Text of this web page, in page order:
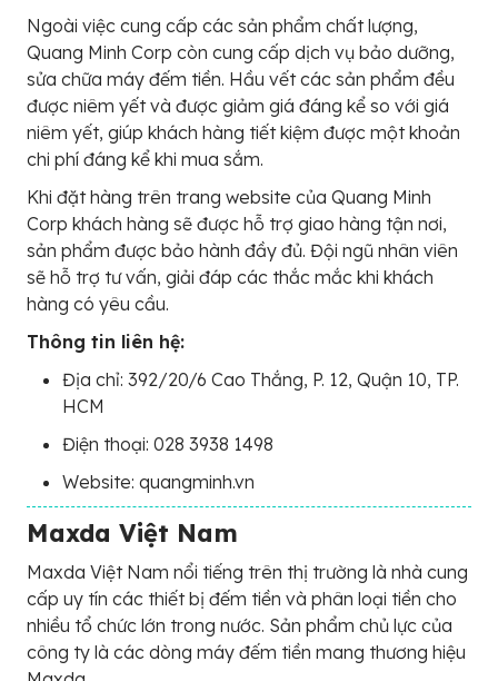
Ngoài việc cung cấp các sản phẩm chất lượng,
Quang Minh Corp còn cung cấp dịch vụ bảo dưỡng,
sửa chữa máy đếm tiền. Hầu vết các sản phẩm đều
được niêm yết và được giảm giá đáng kể so với giá
niêm yết, giúp khách hàng tiết kiệm được một khoản
chi phí đáng kể khi mua sắm.
Khi đặt hàng trên trang website của Quang Minh
Corp khách hàng sẽ được hỗ trợ giao hàng tận nơi,
sản phẩm được bảo hành đầy đủ. Đội ngũ nhân viên
sẽ hỗ trợ tư vấn, giải đáp các thắc mắc khi khách
hàng có yêu cầu.
Thông tin liên hệ:
Địa chỉ: 392/20/6 Cao Thắng, P. 12, Quận 10, TP.
HCM
Điện thoại: 028 3938 1498
Website: quangminh.vn
Maxda Việt Nam
Maxda Việt Nam nổi tiếng trên thị trường là nhà cung
cấp uy tín các thiết bị đếm tiền và phân loại tiền cho
nhiều tổ chức lớn trong nước. Sản phẩm chủ lực của
công ty là các dòng máy đếm tiền mang thương hiệu